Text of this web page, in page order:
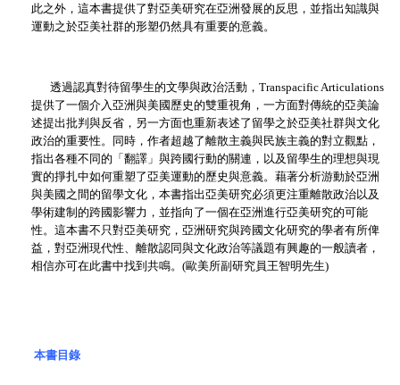
此之外，這本書提供了對亞美研究在亞洲發展的反思，並指出知識與
運動之於亞美社群的形塑仍然具有重要的意義。
透過認真對待留學生的文學與政治活動， Transpacific Articulations
提供了一個介入亞洲與美國歷史的雙重視角，一方面對傳統的亞美論
述提出批判與反省，另一方面也重新表述了留學之於亞美社群與文化
政治的重要性。同時，作者超越了離散主義與民族主義的對立觀點，
指出各種不同的「翻譯」與跨國行動的關連，以及留學生的理想與現
實的掙扎中如何重塑了亞美運動的歷史與意義。藉著分析游動於亞洲
與美國之間的留學文化，本書指出亞美研究必須更注重離散政治以及
學術建制的跨國影響力，並指向了一個在亞洲進行亞美研究的可能
性。這本書不只對亞美研究，亞洲研究與跨國文化研究的學者有所俾
益，對亞洲現代性、離散認同與文化政治等議題有興趣的一般讀者，
相信亦可在此書中找到共鳴。 (歐美所副研究員王智明先生)
本書目錄